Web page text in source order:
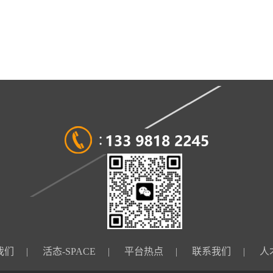
| 活态-SPACE | 平台热点 | 联系我们 | 人